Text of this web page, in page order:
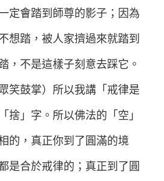
定會踏到師尊的影子；因為
想踏，被人家擠過來就踏到
，不是這樣子刻意去踩它。
笑鼓掌）所以我講「戒律是
捨」字。所以佛法的「空」
的，真正你到了圓滿的境
是合於戒律的；真正到了圓